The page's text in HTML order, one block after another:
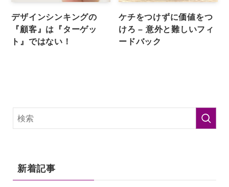
デザインシンキングの
『顧客』は『ターゲッ
ト』ではない！
ケチをつけずに価値をつ
けろ – 意外と難しいフィ
ードバック
新着記事